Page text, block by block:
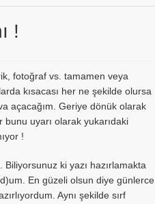
!
fotoğraf vs. tamamen veya
kısacası her ne şekilde olursa
açacağım. Geriye dönük olarak
uyarı olarak yukarıdaki
!
ki yazı hazırlamakta
En güzeli olsun diye günlerce
Aynı şekilde sırf